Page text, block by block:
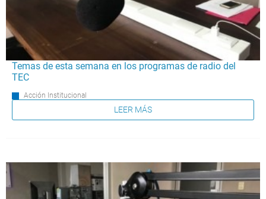
Temas de esta semana en los programas de radio del
TEC
Acción Institucional
LEER MÁS